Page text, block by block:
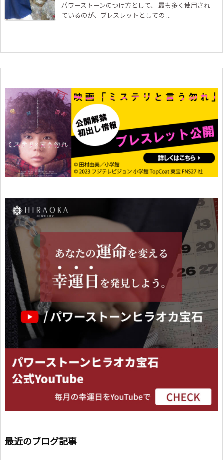
パワーストーンのつけ方として、 最も多く使用され
ているのが、ブレスレットとしての ...
最近のブログ記事